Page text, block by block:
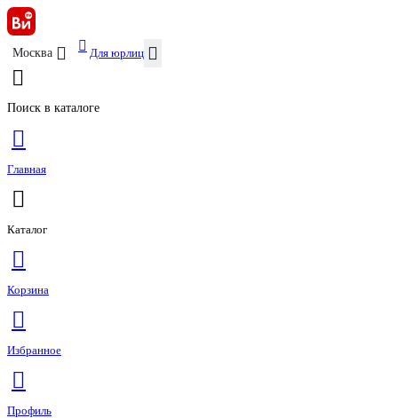
Москва Для юрлиц
Поиск в каталоге
Главная
Каталог
Корзина
Избранное
Профиль